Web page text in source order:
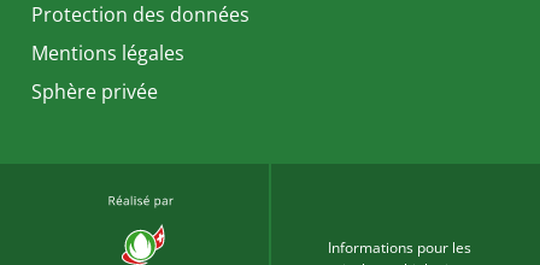
Protection des données
Mentions légales
Sphère privée
Informations pour les